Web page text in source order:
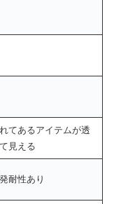
てあるアイテムが透
見える
耐性あり